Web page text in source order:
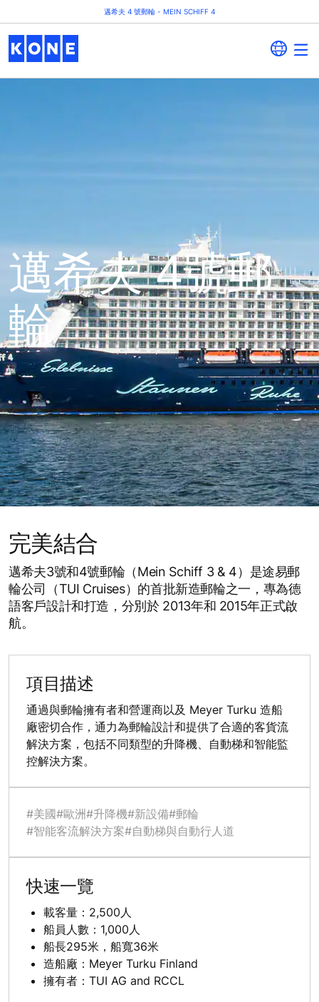
邁希夫 4 號郵輪 - MEIN SCHIFF 4
邁希夫 4號郵
輪
完美結合
邁希夫3號和4號郵輪（Mein Schiff 3 & 4）是途易郵
輪公司（TUI Cruises）的首批新造郵輪之一，專為德
語客戶設計和打造，分別於 2013年和 2015年正式啟
航。
項目描述
通過與郵輪擁有者和營運商以及 Meyer Turku 造船
廠密切合作，通力為郵輪設計和提供了合適的客貨流
解決方案，包括不同類型的升降機、自動梯和智能監
控解決方案。
#美國#歐洲#升降機#新設備#郵輪
#智能客流解決方案#自動梯與自動行人道
快速一覽
載客量：2,500人
船員人數：1,000人
船長295米，船寬36米
造船廠：Meyer Turku Finland
擁有者：TUI AG and RCCL